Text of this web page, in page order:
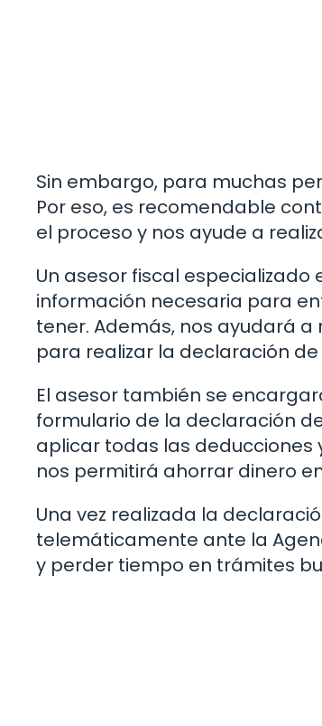
Sin embargo, para muchas
Por eso, es recomendable
el proceso y nos ayude a
Un asesor fiscal
información necesaria para
tener. Además, nos ayudará
para realizar la declaración
El asesor también se
formulario de la declaración
aplicar todas las deducciones
nos permitirá ahorrar dinero
Una vez realizada la
telemáticamente ante la
y perder tiempo en trámites